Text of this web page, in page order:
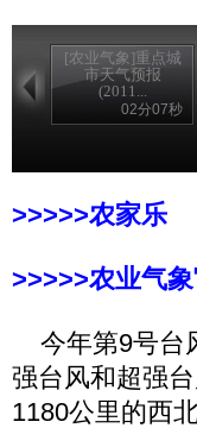
[农业气象]重点城
市天气预报
(2011...
02分07秒
>>>>>农家乐
>>>>>农业气象
今年第9号台
强台风和超强
1180公里的西